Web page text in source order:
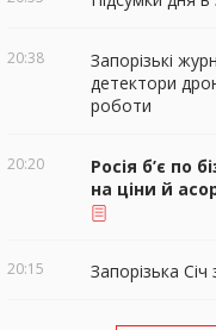
20:38
Запорізькі
детектори
роботи
20:20
Росія б’є по
на ціни й
20:15 Запорізька